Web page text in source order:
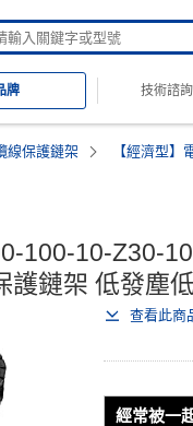
牌 技術諮詢
線保護鏈架 【經濟型】
100-10-Z30-
護鏈架 低發塵
查看此商
經常被一